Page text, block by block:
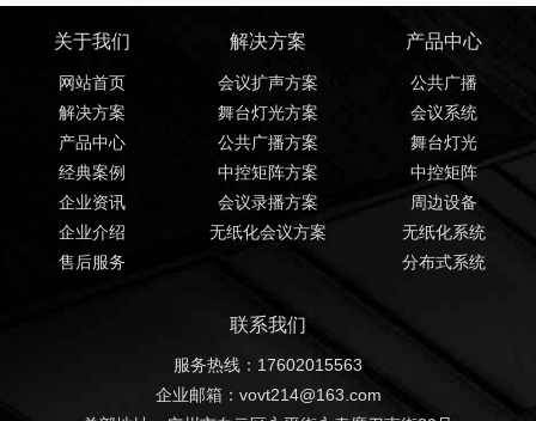
关于我们
网站首页
解决方案
产品中心
经典案例
企业资讯
企业介绍
售后服务
解决方案
会议扩声方案
舞台灯光方案
公共广播方案
中控矩阵方案
会议录播方案
无纸化会议方案
产品中心
公共广播
会议系统
舞台灯光
中控矩阵
周边设备
无纸化系统
分布式系统
联系我们
服务热线：17602015563
企业邮箱：vovt214@163.com